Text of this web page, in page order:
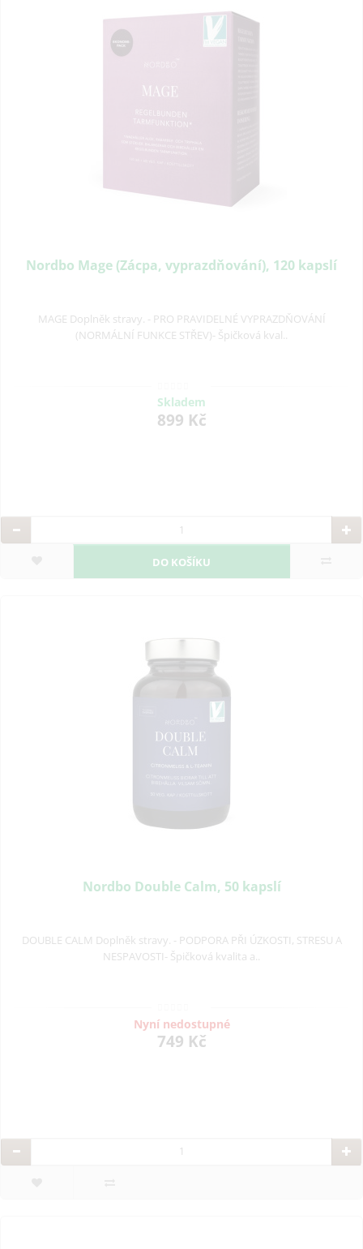
Nordbo Mage (Zácpa, vyprazdňování), 120 kapslí
MAGE Doplněk stravy. - PRO PRAVIDELNÉ VYPRAZDŇOVÁNÍ
(NORMÁLNÍ FUNKCE STŘEV)- Špičková kval..
Skladem
899 Kč
DO KOŠÍKU
Nordbo Double Calm, 50 kapslí
DOUBLE CALM Doplněk stravy. - PODPORA PŘI ÚZKOSTI, STRESU A
NESPAVOSTI- Špičková kvalita a..
Nyní nedostupné
749 Kč